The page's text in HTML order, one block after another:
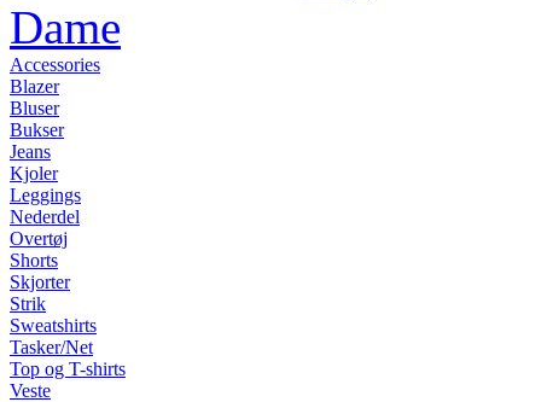
Dame
Accessories
Blazer
Bluser
Bukser
Jeans
Kjoler
Leggings
Nederdel
Overtøj
Shorts
Skjorter
Strik
Sweatshirts
Tasker/Net
Top og T-shirts
Veste